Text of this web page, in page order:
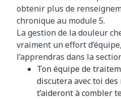
obtenir plus de
chronique au module 5.
La gestion de la douleur
vraiment un effort
l’apprendras dans la
Ton équipe de
discutera avec toi
t’aideront à combler